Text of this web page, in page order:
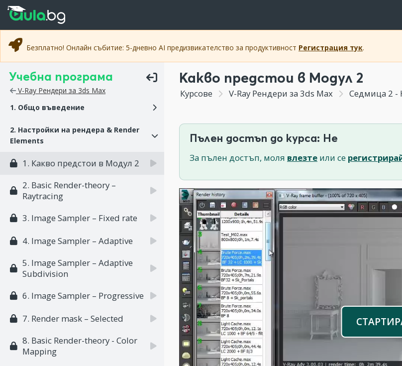
Прескочи към основното съдържание
Прескочи към навигацията
Безплатно! Онлайн събитие: 5-дневно AI предизвикателство за продуктивност Регистрация тук.
Учебна програма
V-Ray Рендери за 3ds Max
1. Общо въведение
2. Настройки на рендера & Render
Elements
1. Какво предстои в Модул 2
2. Basic Render-theory –
Raytracing
3. Image Sampler – Fixed rate
4. Image Sampler – Adaptive
5. Image Sampler – Adaptive
Subdivision
6. Image Sampler – Progressive
7. Render mask – Selected
8. Basic Render-theory - Color
Mapping
Какво предстои в Модул 2
Курсове V-Ray Рендери за 3ds Max Седмица 2 -
Пълен достъп до курса: Не
За пълен достъп, моля влезте или се